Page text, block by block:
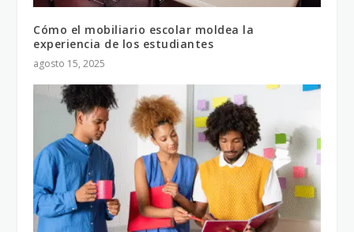
Cómo el mobiliario escolar moldea la
experiencia de los estudiantes
agosto 15, 2025